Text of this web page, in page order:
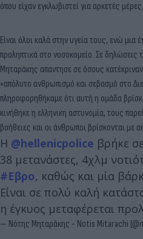
όπου είχαν εγκλωβιστεί για αρκετές μέρες.
Είναι όλοι καλά στην υγεία τους, ενώ μια
προληπτικά στο νοσοκομείο. Σε
Μηταράκης απαντησε σε όσους
«απόλυτο ανθρωπισμό και σεβασμό στο
πληροφορηθήκαμε ότι αυτή η ομάδα
κινήθηκε η ελληνικη αστυνομία, τους
βοήθειες και οι άνθρωποι βρίσκονται με
Η @hellenicpolice βρήκε
38 μετανάστες, 4χλμ
#Εβρο, καθώς και μία
Είναι σε πολύ καλή
η έγκυος μεταφέρεται
— Νότης Μηταράκης - Notis Mitarachi